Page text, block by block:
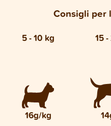
Consigli per
5 - 10 kg 15
16g/kg